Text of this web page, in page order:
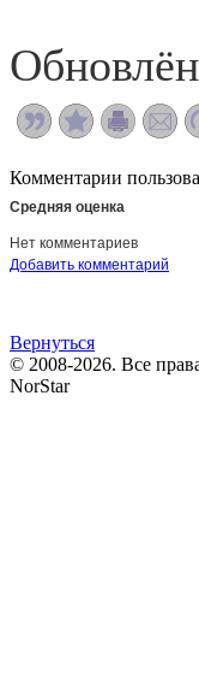
Комментарии
Средняя оценка
Нет комментариев
Добавить комментарий
Вернуться
© 2008-2026. Все
NorStar